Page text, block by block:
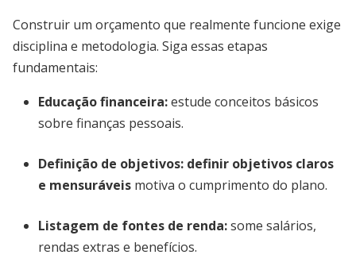
Construir um orçamento que realmente funcione exige
disciplina e metodologia. Siga essas etapas
fundamentais:
Educação financeira:estude conceitos básicos
sobre finanças pessoais.
Definição de objetivos: definir objetivos claros
e mensuráveis motiva o cumprimento do plano.
Listagem de fontes de renda:some salários,
rendas extras e benefícios.